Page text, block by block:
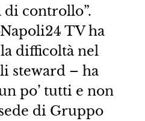
controllo”.
TV ha
difficoltà nel
steward – ha
po’ tutti e non
di Gruppo